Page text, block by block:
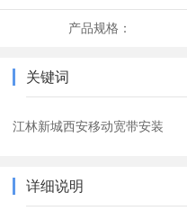
产品规格：
关键词
江林新城西安移动宽带安装
详细说明